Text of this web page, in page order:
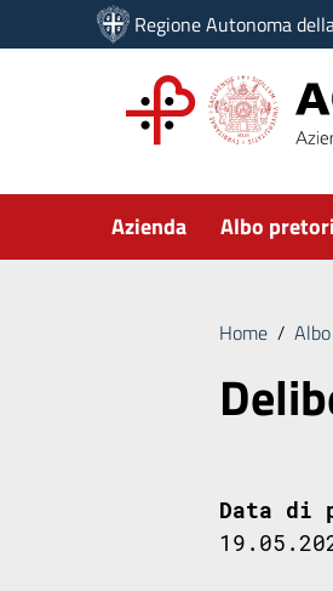
Vai ai contenuti
Vai al menu di navigazione
Vai al footer
Regione Autonoma
Submenu
Azienda Albo
Home /
Data di